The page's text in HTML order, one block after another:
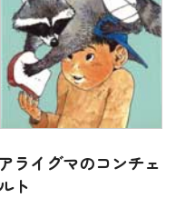
アライグマのコンチェ
ト